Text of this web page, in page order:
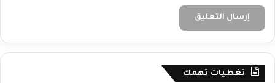
تغطيات تهمك